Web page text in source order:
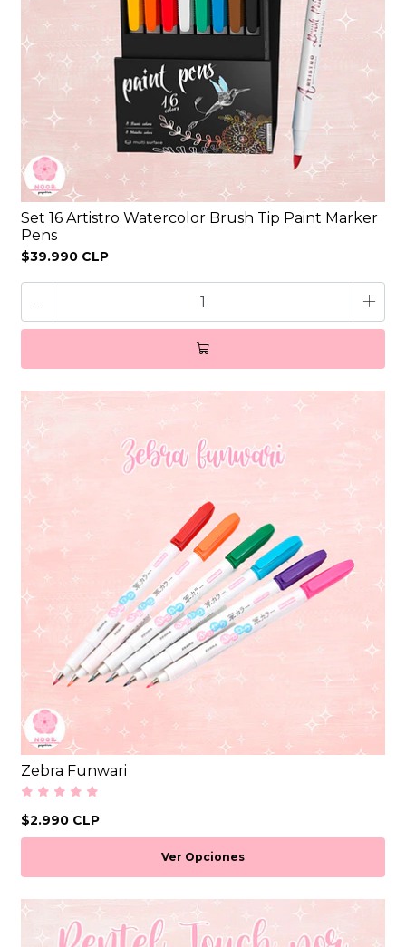
Set 16 Artistro Watercolor Brush Tip Paint Marker
Pens
$39.990 CLP
- +
Zebra Funwari
$2.990 CLP
Ver Opciones